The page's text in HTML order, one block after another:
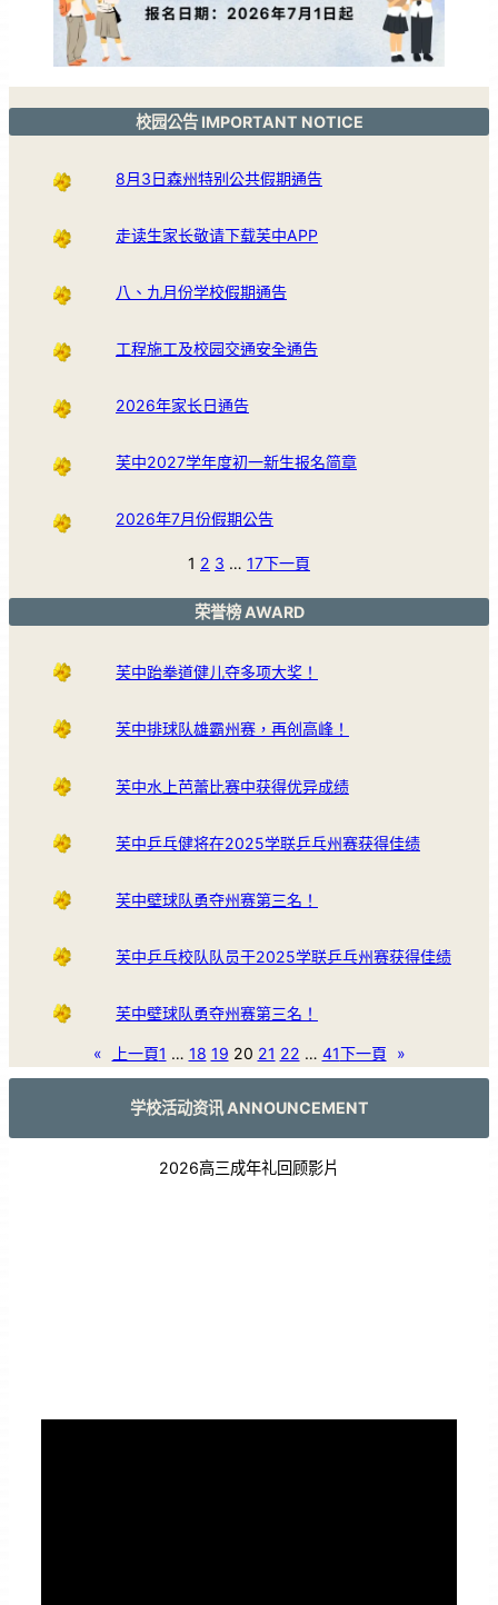
校园公告 IMPORTANT NOTICE
8月3日森州特别公共假期通告
走读生家长敬请下载芙中APP
八、九月份学校假期通告
工程施工及校园交通安全通告
2026年家长日通告
芙中2027学年度初一新生报名简章
2026年7月份假期公告
1 2 3 … 17下一頁
荣誉榜 AWARD
芙中跆拳道健儿夺多项大奖！
芙中排球队雄霸州赛，再创高峰！
芙中水上芭蕾比赛中获得优异成绩
芙中乒乓健将在2025学联乒乓州赛获得佳绩
芙中壁球队勇夺州赛第三名！
芙中乒乓校队队员于2025学联乒乓州赛获得佳绩
芙中壁球队勇夺州赛第三名！
« 上一頁1 … 18 19 20 21 22 … 41下一頁 »
学校活动资讯 ANNOUNCEMENT
2026高三成年礼回顾影片